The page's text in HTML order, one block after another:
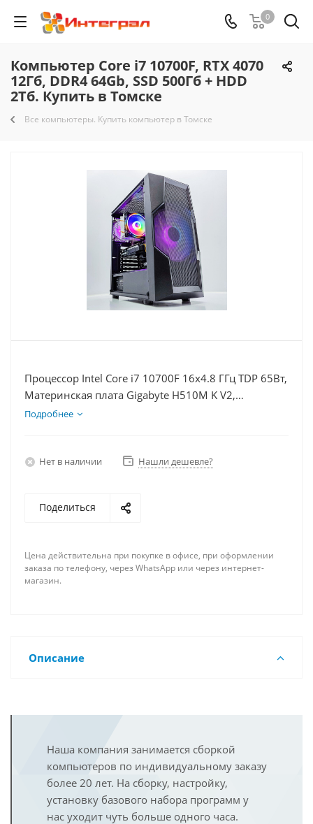
0
Компьютер Core i7 10700F, RTX 4070
12Гб, DDR4 64Gb, SSD 500Гб + HDD
2Тб. Купить в Томске
Все компьютеры. Купить компьютер в Томске
Процессор Intel Core i7 10700F 16x4.8 ГГц TDP 65Вт,
Материнская плата Gigabyte H510M K V2,
Видеокарта RTX 4070 12Гб, Память DDR4 64Gb,
Подробнее
Нет в наличии Нашли дешевле?
Поделиться
Цена действительна при покупке в офисе, при оформлении
заказа по телефону, через WhatsApp или через интернет-
магазин.
Описание
Наша компания занимается сборкой
компьютеров по индивидуальному заказу
более 20 лет. На сборку, настройку,
установку базового набора программ у
нас уходит чуть больше одного часа.